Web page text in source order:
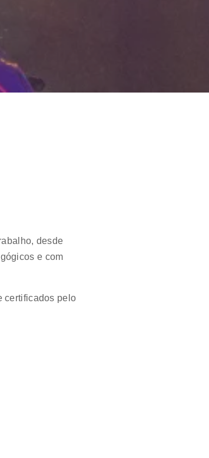
desde
e com
certificados pelo